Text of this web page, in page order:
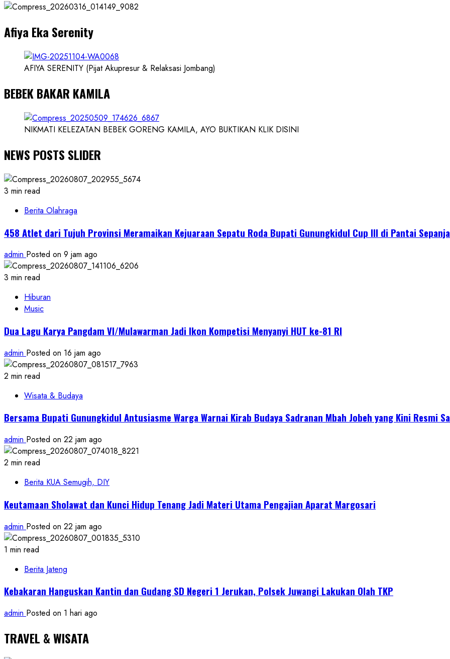
Dokter
Ilmuwan
Afiya Eka Serenity
AFIYA SERENITY (Pijat Akupresur & Relaksasi Jombang)
BEBEK BAKAR KAMILA
NIKMATI KELEZATAN BEBEK GORENG KAMILA, AYO BUKTIKAN KLIK DISINI
NEWS POSTS SLIDER
3 min read
Berita Olahraga
458 Atlet dari Tujuh Provinsi Meramaikan Kejuaraan Sepatu Roda Bupati Gunungkidul Cup III di Pantai
admin Posted on 9 jam ago
3 min read
Hiburan
Music
Dua Lagu Karya Pangdam VI/Mulawarman Jadi Ikon Kompetisi Menyanyi HUT ke-81 RI
admin Posted on 16 jam ago
2 min read
Wisata & Budaya
Bersama Bupati Gunungkidul Antusiasme Warga Warnai Kirab Budaya Sadranan Mbah Jobeh yang Kini Resmi
admin Posted on 22 jam ago
2 min read
Berita KUA Semugih, DIY
Keutamaan Sholawat dan Kunci Hidup Tenang Jadi Materi Utama Pengajian Aparat Margosari
admin Posted on 22 jam ago
1 min read
Berita Jateng
Kebakaran Hanguskan Kantin dan Gudang SD Negeri 1 Jerukan, Polsek Juwangi Lakukan Olah TKP
admin Posted on 1 hari ago
TRAVEL & WISATA